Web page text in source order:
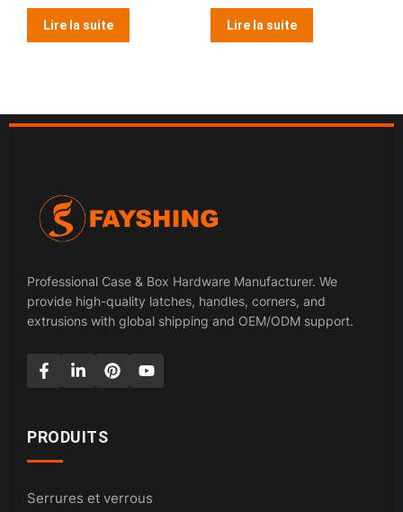
Lire la suite Lire la suite
Professional Case & Box Hardware Manufacturer. We
provide high-quality latches, handles, corners, and
extrusions with global shipping and OEM/ODM support.
PRODUITS
Serrures et verrous